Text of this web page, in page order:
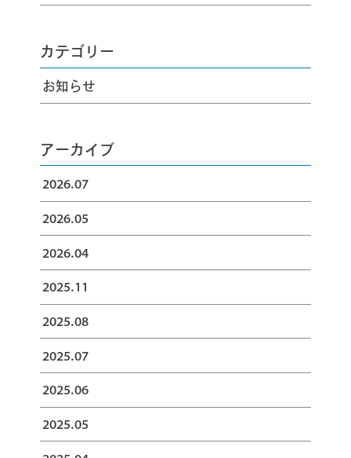
カテゴリー
お知らせ
アーカイブ
2026.07
2026.05
2026.04
2025.11
2025.08
2025.07
2025.06
2025.05